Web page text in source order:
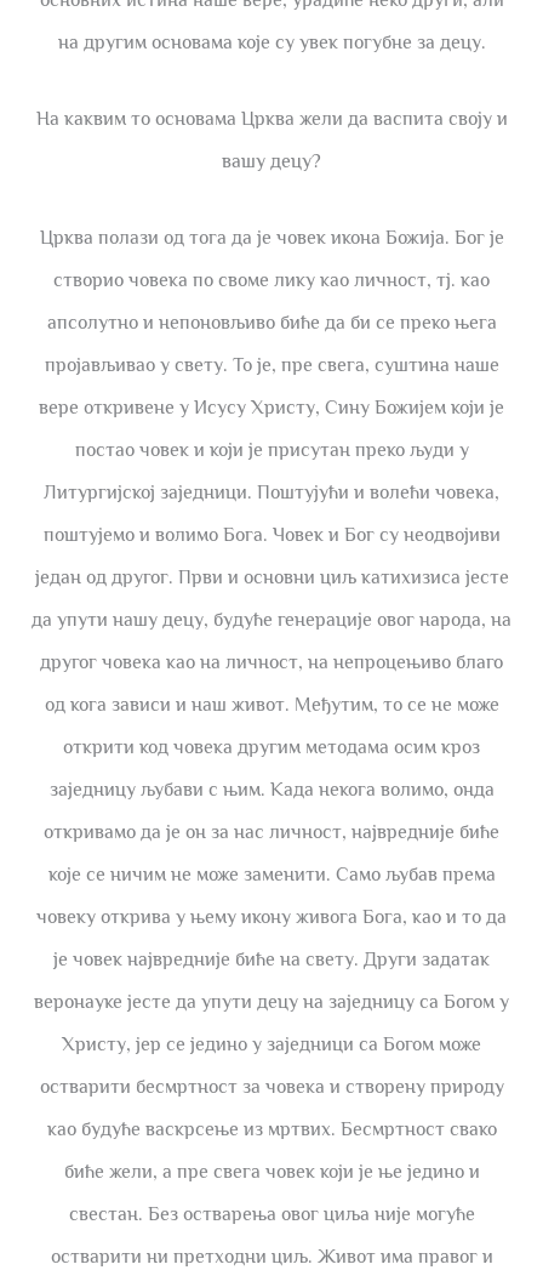
на другим основама које су увек погубне за децу.
На каквим то основама Црква жели да васпита своју и
вашу децу?
Црква полази од тога да је човек икона Божија. Бог је
створио човека по своме лику као личност, тј. као
апсолутно и непоновљиво биће да би се преко њега
пројављивао у свету. То је, пре свега, суштина наше
вере откривене у Исусу Христу, Сину Божијем који је
постао човек и који је присутан преко људи у
Литургијској заједници. Поштујући и волећи човека,
поштујемо и волимо Бога. Човек и Бог су неодвојиви
један од другог. Први и основни циљ катихизиса јесте
да упути нашу децу, будуће генерације овог народа, на
другог човека као на личност, на непроцењиво благо
од кога зависи и наш живот. Међутим, то се не може
открити код човека другим методама осим кроз
заједницу љубави с њим. Када некога волимо, онда
откривамо да је он за нас личност, највредније биће
које се ничим не може заменити. Само љубав према
човеку открива у њему икону живога Бога, као и то да
је човек највредније биће на свету. Други задатак
веронауке јесте да упути децу на заједницу са Богом у
Христу, јер се једино у заједници са Богом може
остварити бесмртност за човека и створену природу
као будуће васкрсење из мртвих. Бесмртност свако
биће жели, а пре свега човек који је ње једино и
свестан. Без остварења овог циља није могуће
остварити ни претходни циљ. Живот има правог и